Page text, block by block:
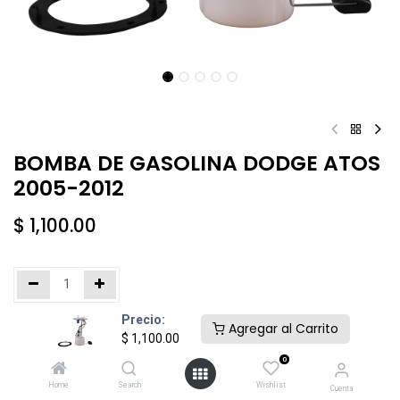
Precio:
$ 1,100.00
Agregar al Carrito
Home Search
0
Wishlist Cuenta
BOMBA DE GASOLINA DODGE ATOS
2005-2012
$ 1,100.00
Añadir al carrito Comprar ahora
Agregar a la lista de deseos